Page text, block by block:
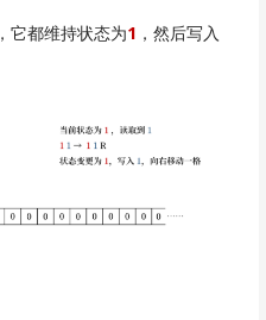
，它都维持状态为1 ，然后写入